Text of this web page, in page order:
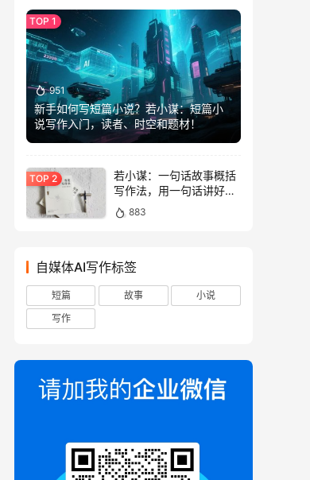
951
新手如何写短篇小说？若小谋：短篇小
说写作入门，读者、时空和题材！
若小谋：一句话故事概括
写作法，用一句话讲好故
事！883
自媒体AI写作标签
短篇 故事
小说
写作